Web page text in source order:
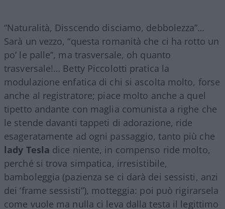
“Naturalità, Disscendo disciamo, debbolezza”…
Sarà un vezzo, “questa romanità che ci ha rotto un
po’ le palle”, ma trasversale, oh quanto
trasversale!… Betty Piccolotti pratica la
modulazione enfatica di chi si ascolta molto, forse
anche al registratore; piace molto anche a quel
tipetto andante con maglia comunista a righe che
le stende davanti tappeti di adorazione, ride
esageratamente ad ogni passaggio, tanto più che
lady Tesla dice niente, in compenso ride molto,
perché si trova simpatica, irresistibile,
bamboleggia (pazienza se ci darà dei sessisti, anzi
dei ‘frame sessisti”), motteggia: poi può rigirarsela
come vuole ma nulla ci leva dalla testa il legittimo